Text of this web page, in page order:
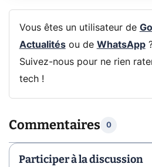
Vous êtes un utilisateur de
Actualitésou de WhatsApp
Suivez-nous pour ne rien
tech !
Commentaires 0
Participer à la discussion